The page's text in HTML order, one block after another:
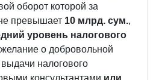
оборот которой за
превышает 10 млрд. сум.,
уровень налогового
о добровольной
налогового